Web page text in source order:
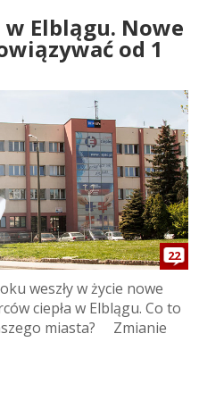
w Elblągu. Nowe
od 1
22
weszły w życie nowe
ciepła w Elblągu. Co to
miasta? Zmianie